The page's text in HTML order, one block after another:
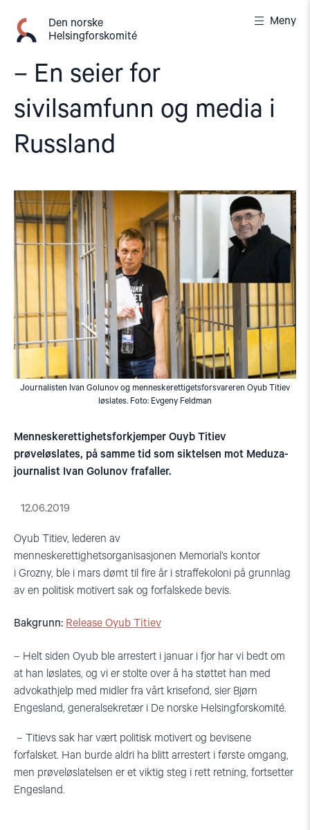
innhold
Den norske
Helsingforskomité
Meny
– En seier for
sivilsamfunn og media i
Russland
Journalisten Ivan Golunov og menneskerettigetsforsvareren Oyub Titiev
løslates. Foto: Evgeny Feldman
Menneskerettighetsforkjemper Ouyb Titiev
prøveløslates, på samme tid som siktelsen mot Meduza-
journalist Ivan Golunov frafaller.
12.06.2019
Oyub Titiev, lederen av
menneskerettighetsorganisasjonen Memorial’s kontor
i Grozny, ble i mars dømt til fire år i straffekoloni på grunnlag
av en politisk motivert sak og forfalskede bevis.
Bakgrunn: Release Oyub Titiev
– Helt siden Oyub ble arrestert i januar i fjor har vi bedt om
at han løslates, og vi er stolte over å ha støttet han med
advokathjelp med midler fra vårt krisefond, sier Bjørn
Engesland, generalsekretær i De norske Helsingforskomité.
– Titievs sak har vært politisk motivert og bevisene
forfalsket. Han burde aldri ha blitt arrestert i første omgang,
men prøveløslatelsen er et viktig steg i rett retning, fortsetter
Engesland.